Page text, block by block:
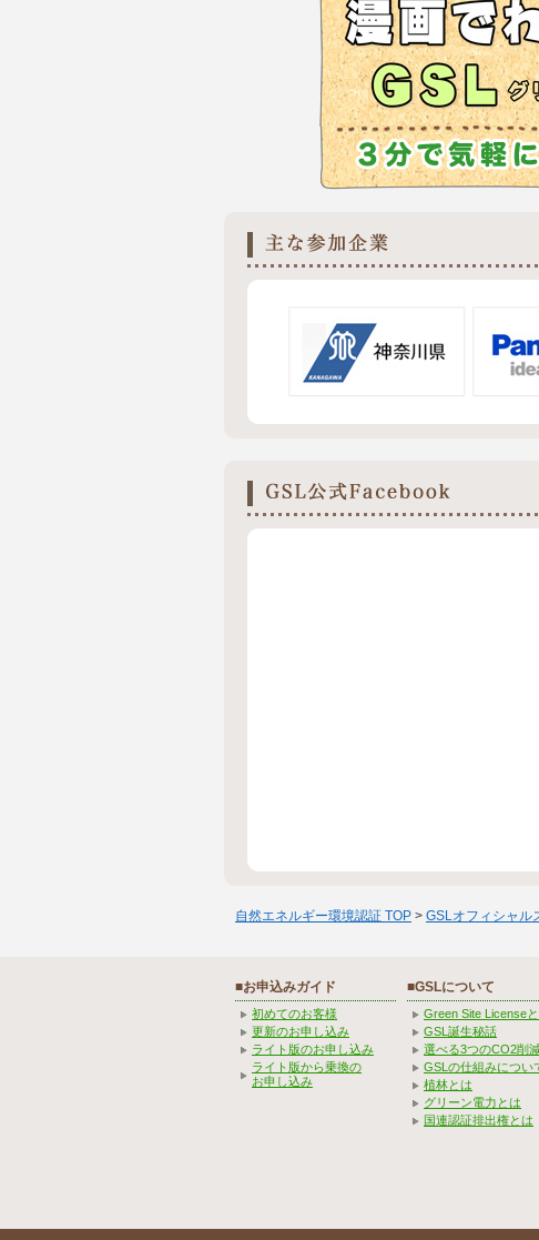
自然エネルギー環境認証 TOP > GSLオフィシャル
■お申込みガイド
初めてのお客様
更新のお申し込み
ライト版のお申し込み
ライト版から乗換の
お申し込み
■GSLについて
Green Site Licenseと
GSL誕生秘話
選べる3つのCO2削
GSLの仕組みについ
植林とは
グリーン電力とは
国連認証排出権とは